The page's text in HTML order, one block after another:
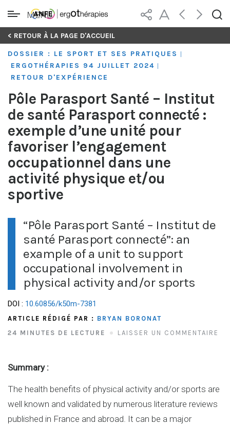
Skip
content
MENU
< RETOUR À LA PAGE D'ACCUEIL
DOSSIER : LE SPORT ET SES PRATIQUES
ERGOTHÉRAPIES 94 JUILLET 2024
RETOUR D'EXPÉRIENCE
Pôle Parasport Santé – Institut
de santé Parasport connecté :
exemple d’une unité pour
favoriser l’engagement
occupationnel dans une
activité physique et/ou
sportive
“Pôle Parasport Santé – Institut de
santé Parasport connecté”: an
example of a unit to support
occupational involvement in
physical activity and/or sports
DOI : 10.60856/k50m-7381
ARTICLE RÉDIGÉ PAR : BRYAN BORONAT
24 MINUTES DE LECTURE
LAISSER UN COMMENTAIRE
Summary :
The health benefits of physical activity and/or sports are
well known and validated by numerous literature reviews
published in France and abroad. It can be a major